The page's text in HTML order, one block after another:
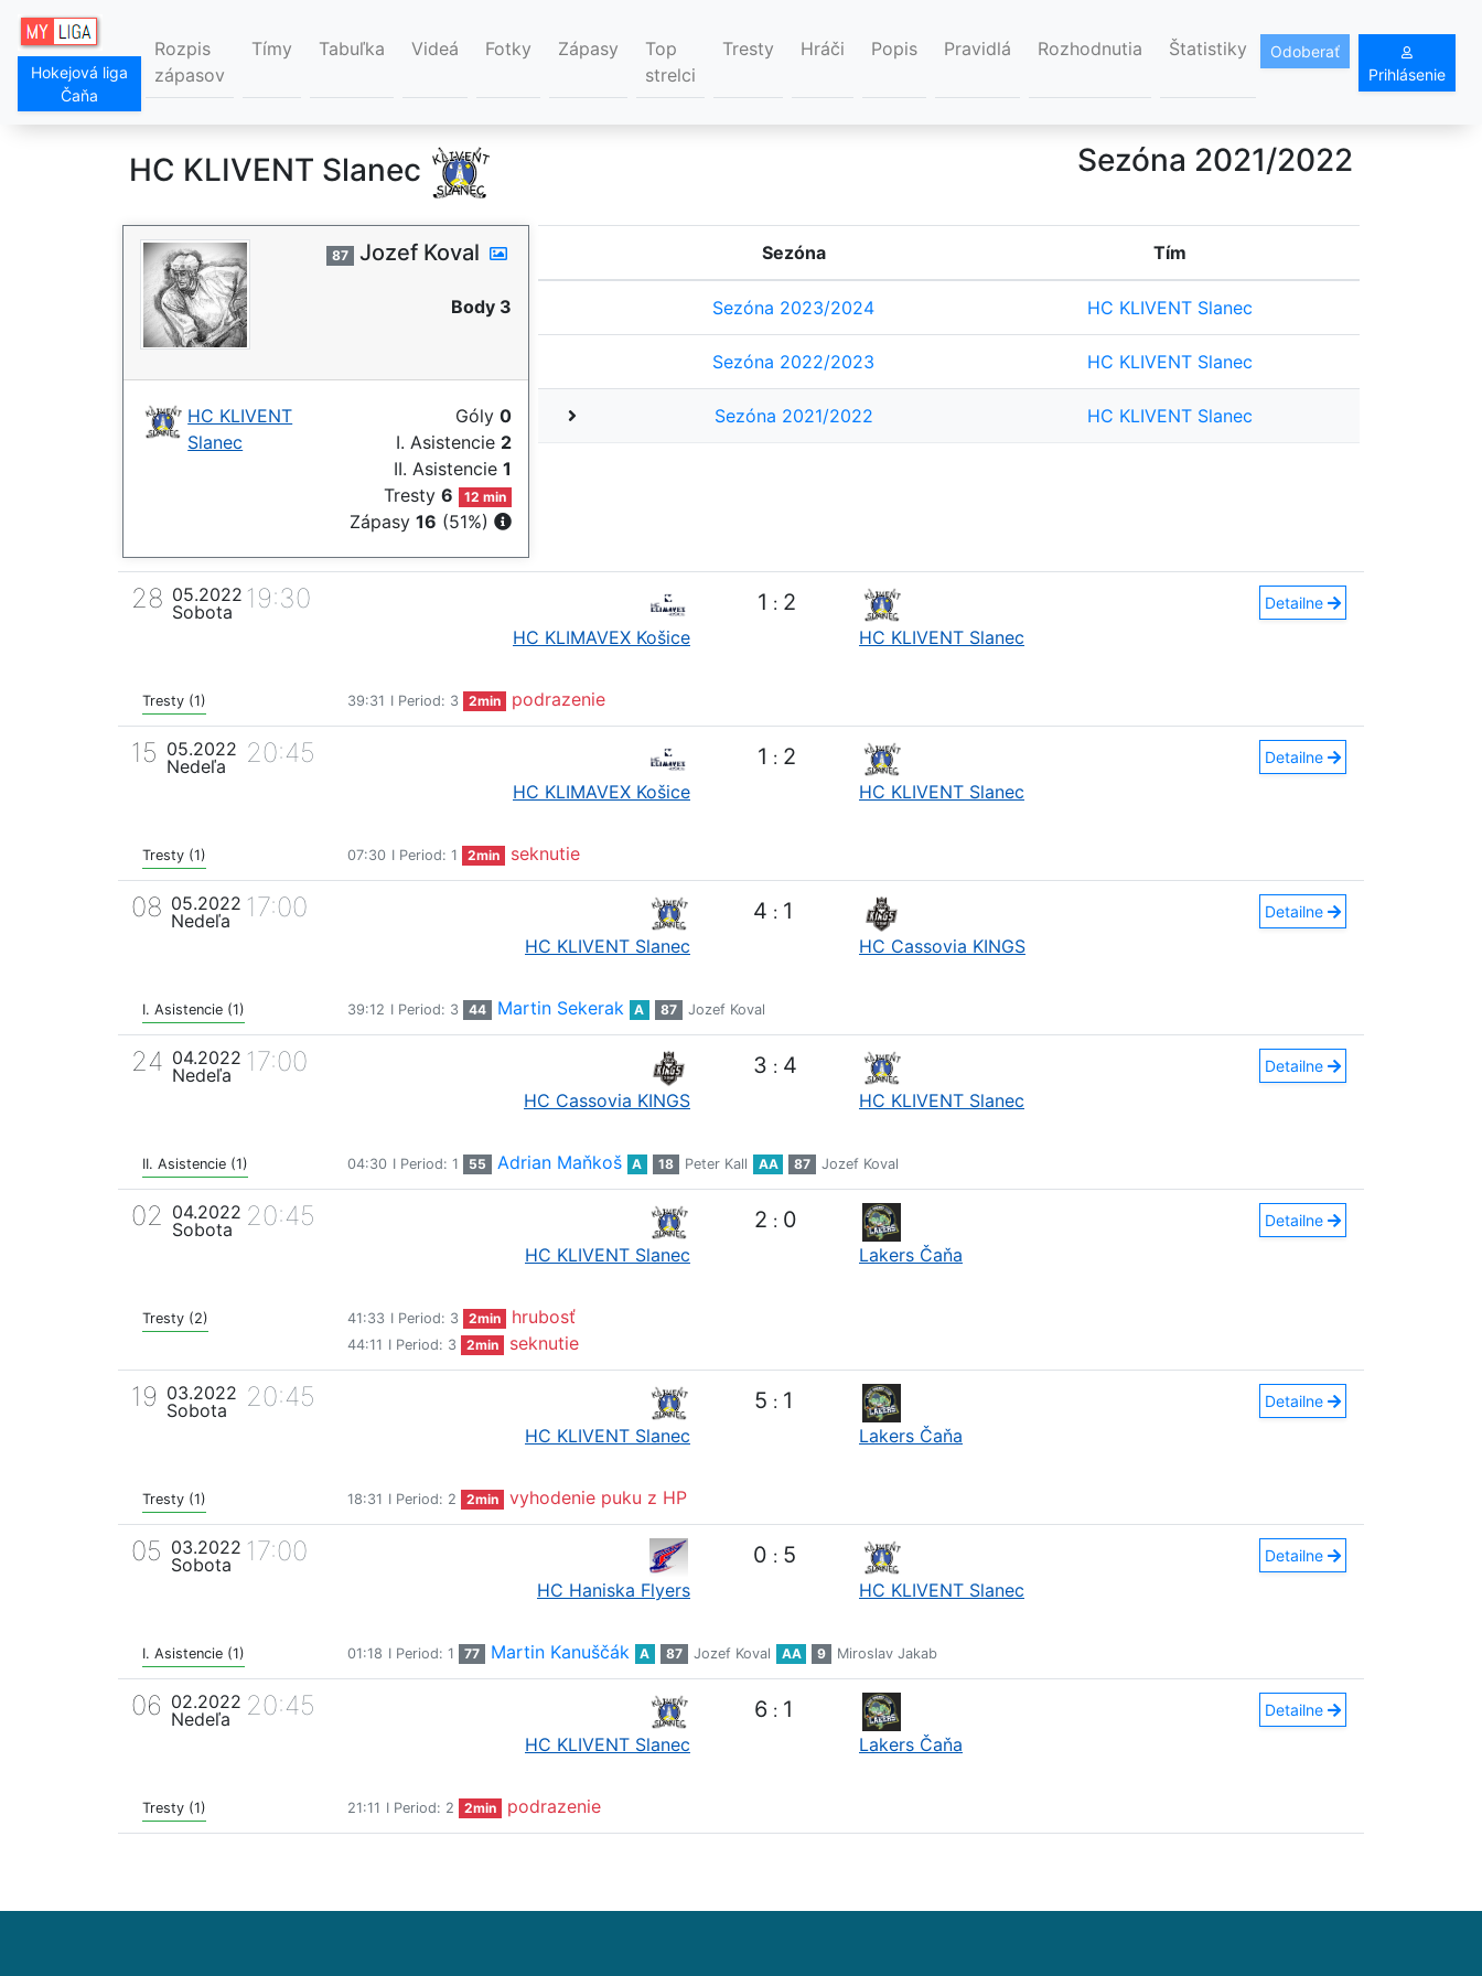
Hokejová liga
Čaňa
Rozpis
zápasov
Tímy Tabuľka Videá Fotky Zápasy
Top
strelci
Tresty Hráči Popis Pravidlá Rozhodnutia Štatistiky
Odoberať
Prihlásenie
HC KLIVENT Slanec Sezóna 2021/2022
87 Jozef Koval
Body 3
HC KLIVENT
Slanec
Góly 0
I. Asistencie 2
II. Asistencie 1
Tresty6 12 min
Zápasy 16 (51%)
Sezóna Tím
Sezóna 2023/2024 HC KLIVENT Slanec
Sezóna 2022/2023 HC KLIVENT Slanec
Sezóna 2021/2022 HC KLIVENT Slanec
28 05.2022
Sobota
19:30
HC KLIMAVEX Košice
1 : 2
HC KLIVENT Slanec
Detailne
Tresty (1) 39:31 I Period: 3 2min podrazenie
15 05.2022
Nedeľa
20:45
HC KLIMAVEX Košice
1 : 2
HC KLIVENT Slanec
Detailne
Tresty (1) 07:30 I Period: 1 2min seknutie
08 05.2022
Nedeľa
17:00
HC KLIVENT Slanec
4 : 1
HC Cassovia KINGS
Detailne
I. Asistencie (1) 39:12 I Period: 3 44 Martin Sekerak A 87 Jozef Koval
24 04.2022
Nedeľa
17:00
HC Cassovia KINGS
3 : 4
HC KLIVENT Slanec
Detailne
II. Asistencie (1) 04:30 I Period: 1 55 Adrian Maňkoš A 18 Peter Kall AA 87 Jozef Koval
02 04.2022
Sobota
20:45
HC KLIVENT Slanec
2 : 0
Lakers Čaňa
Detailne
Tresty (2) 41:33 I Period: 3 2min hrubosť
44:11 I Period: 3 2min seknutie
19 03.2022
Sobota
20:45
HC KLIVENT Slanec
5 : 1
Lakers Čaňa
Detailne
Tresty (1) 18:31 I Period: 2 2min vyhodenie puku z HP
05 03.2022
Sobota
17:00
HC Haniska Flyers
0 : 5
HC KLIVENT Slanec
Detailne
I. Asistencie (1) 01:18 I Period: 1 77 Martin Kanuščák A 87 Jozef Koval AA 9 Miroslav Jakab
06 02.2022
Nedeľa
20:45
HC KLIVENT Slanec
6 : 1
Lakers Čaňa
Detailne
Tresty (1) 21:11 I Period: 2 2min podrazenie